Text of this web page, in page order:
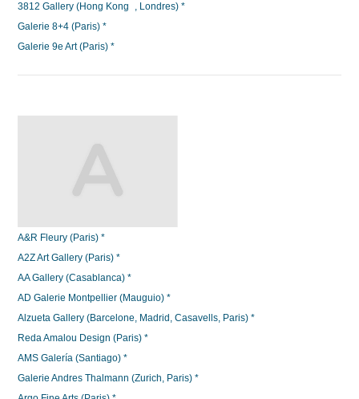
3812 Gallery (Hong Kong , Londres) *
Galerie 8+4 (Paris) *
Galerie 9e Art (Paris) *
A&R Fleury (Paris) *
A2Z Art Gallery (Paris) *
AA Gallery (Casablanca) *
AD Galerie Montpellier (Mauguio) *
Alzueta Gallery (Barcelone, Madrid, Casavells, Paris) *
Reda Amalou Design (Paris) *
AMS Galería (Santiago) *
Galerie Andres Thalmann (Zurich, Paris) *